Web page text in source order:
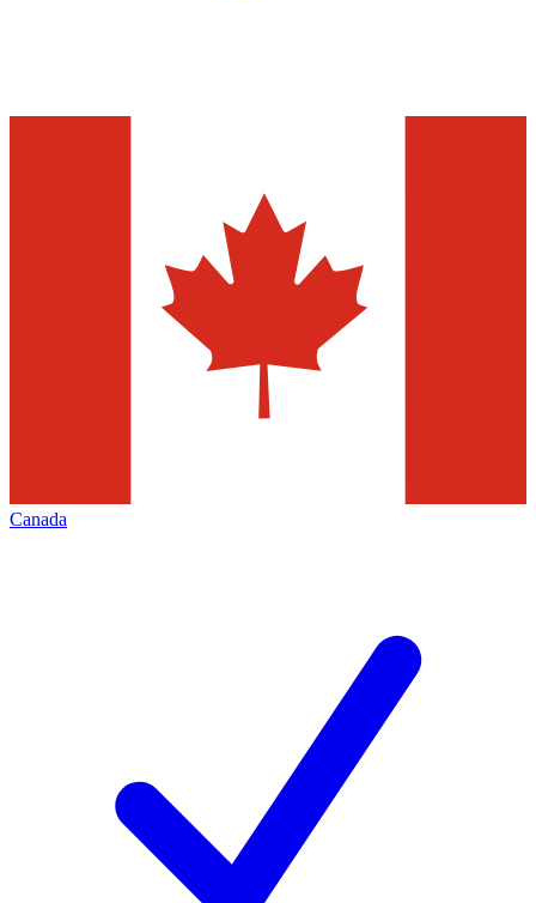
Canada